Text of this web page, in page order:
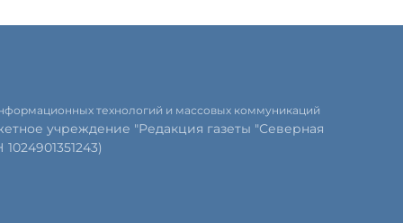
технологий и массовых коммуникаций
учреждение "Редакция газеты "Северная